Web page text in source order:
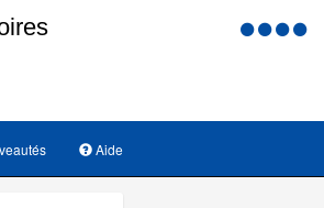
Menu
Aide